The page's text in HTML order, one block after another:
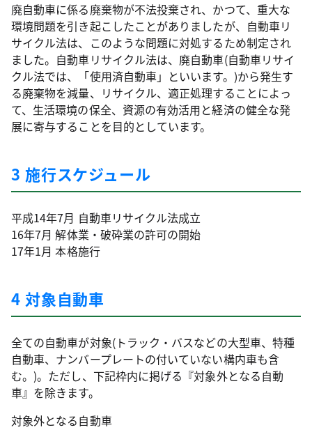
廃自動車に係る廃棄物が不法投棄され、かつて、重大な
環境問題を引き起こしたことがありましたが、自動車リ
サイクル法は、このような問題に対処するため制定され
ました。自動車リサイクル法は、廃自動車(自動車リサイ
クル法では、「使用済自動車」といいます。)から発生す
る廃棄物を減量、リサイクル、適正処理することによっ
て、生活環境の保全、資源の有効活用と経済の健全な発
展に寄与することを目的としています。
3 施行スケジュール
平成14年7月 自動車リサイクル法成立
16年7月 解体業・破砕業の許可の開始
17年1月 本格施行
4 対象自動車
全ての自動車が対象(トラック・バスなどの大型車、特種
自動車、ナンバープレートの付いていない構内車も含
む。)。ただし、下記枠内に掲げる『対象外となる自動
車』を除きます。
対象外となる自動車